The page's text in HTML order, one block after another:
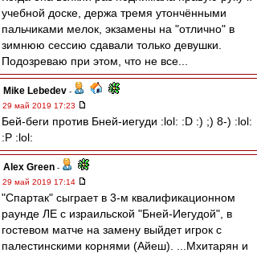
учебной доске, держа тремя утончёнными
пальчиками мелок, экзамены на "отлично" в
зимнюю сессию сдавали только девушки.
Подозреваю при этом, что не все...
Mike Lebedev -
29 май 2019 17:23
Бей-беги против Бней-иегуди :lol: :D :) ;) 8-) :lol:
:P :lol:
Alex Green -
29 май 2019 17:14
"Спартак" сыграет в 3-м квалификационном
раунде ЛЕ с израильской "Бней-Иегудой", в
гостевом матче на замену выйдет игрок с
палестинскими корнями (Айеш). ...Мхитарян и